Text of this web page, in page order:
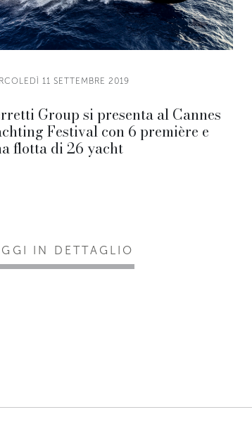
11 SETTEMBRE 2019
Group si presenta al Cannes
Festival con 6 première e
flotta di 26 yacht
IN DETTAGLIO